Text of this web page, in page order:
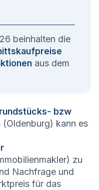
beinhalten die
aus dem
bzw
(Oldenburg) kann es
zu
Nachfrage und
für das